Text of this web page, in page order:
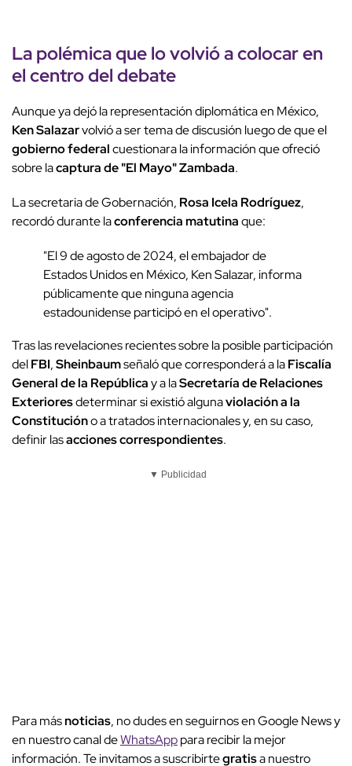
Lapolémicaque lo volvió a colocar en
elcentro del debate
Aunque ya dejó la representación diplomática en México,
Ken Salazarvolvió a ser tema de discusión luego de que el
gobierno federalcuestionara la información que ofreció
sobre lacaptura de "El Mayo" Zambada.
La secretaria de Gobernación, Rosa Icela Rodríguez,
recordó durante laconferencia matutinaque:
"El 9 de agosto de 2024, el embajador de
Estados Unidos en México, Ken Salazar, informa
públicamente que ninguna agencia
estadounidense participó en el operativo".
Tras las revelaciones recientes sobre la posible participación
delFBI,Sheinbaumseñaló que corresponderá a laFiscalía
General de la Repúblicay a laSecretaría de Relaciones
Exterioresdeterminar si existió algunaviolación a la
Constitucióno a tratados internacionales y, en su caso,
definir lasacciones correspondientes.
▼ Publicidad
Para másnoticias, no dudes en seguirnos en Google News y
en nuestro canal deWhatsApppara recibir la mejor
información. Te invitamos a suscribirtegratisa nuestro